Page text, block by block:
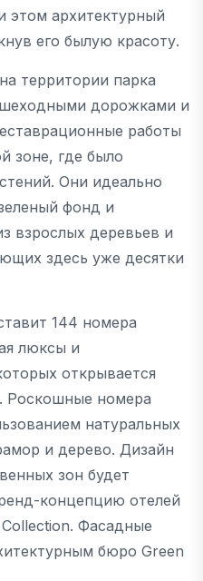
этом архитектурный
его былую красоту.
территории парка
дорожками и
работы
зоне, где было
Они идеально
фонд и
взрослых деревьев и
здесь уже десятки
144 номера
люксы и
открывается
Роскошные номера
натуральных
и дерево. Дизайн
зон будет
концепцию отелей
Фасадные
бюро Green